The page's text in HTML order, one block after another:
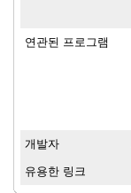
연관된 프로그램
개발자
유용한 링크